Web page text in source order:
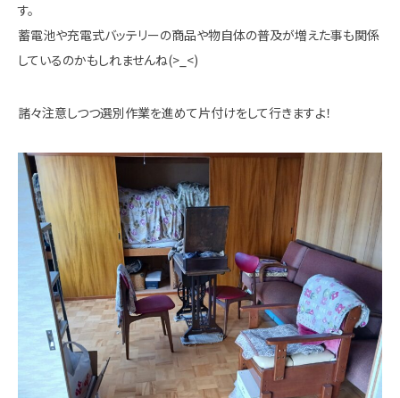
す。
蓄電池や充電式バッテリーの商品や物自体の普及が増えた事も関係
しているのかもしれませんね(>_<)
諸々注意しつつ選別作業を進めて片付けをして行きますよ！